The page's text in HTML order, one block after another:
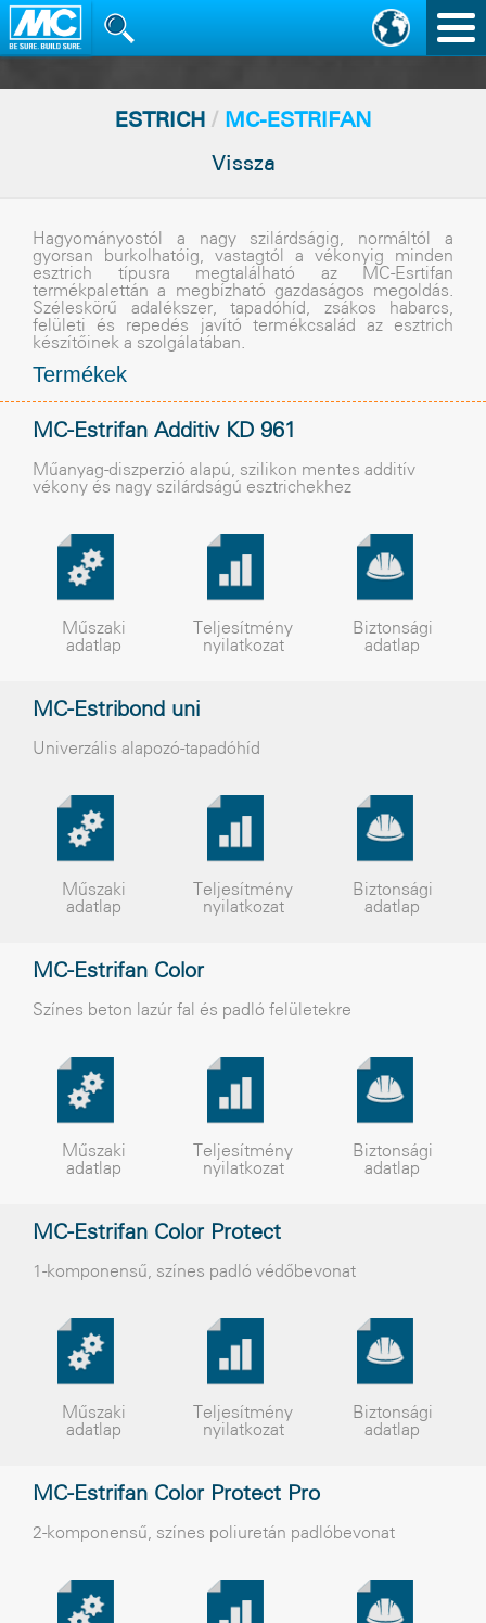
ESTRICH / MC-ESTRIFAN
Vissza
Hagyományostól a nagy szilárdságig, normáltól a
gyorsan burkolhatóig, vastagtól a vékonyig minden
esztrich típusra megtalálható az MC-Esrtifan
termékpalettán a megbízható gazdaságos megoldás.
Széleskörû adalékszer, tapadóhíd, zsákos habarcs,
felületi és repedés javító termékcsalád az esztrich
készítõinek a szolgálatában.
Termékek
MC-Estrifan Additiv KD 961
Mûanyag-diszperzió alapú, szilikon mentes additív
vékony és nagy szilárdságú esztrichekhez
Műszaki
adatlap
Teljesítmény
nyilatkozat
Biztonsági
adatlap
MC-Estribond uni
Univerzális alapozó-tapadóhíd
Műszaki
adatlap
Teljesítmény
nyilatkozat
Biztonsági
adatlap
MC-Estrifan Color
Színes beton lazúr fal és padló felületekre
Műszaki
adatlap
Teljesítmény
nyilatkozat
Biztonsági
adatlap
MC-Estrifan Color Protect
1-komponensû, színes padló védõbevonat
Műszaki
adatlap
Teljesítmény
nyilatkozat
Biztonsági
adatlap
MC-Estrifan Color Protect Pro
2-komponensû, színes poliuretán padlóbevonat